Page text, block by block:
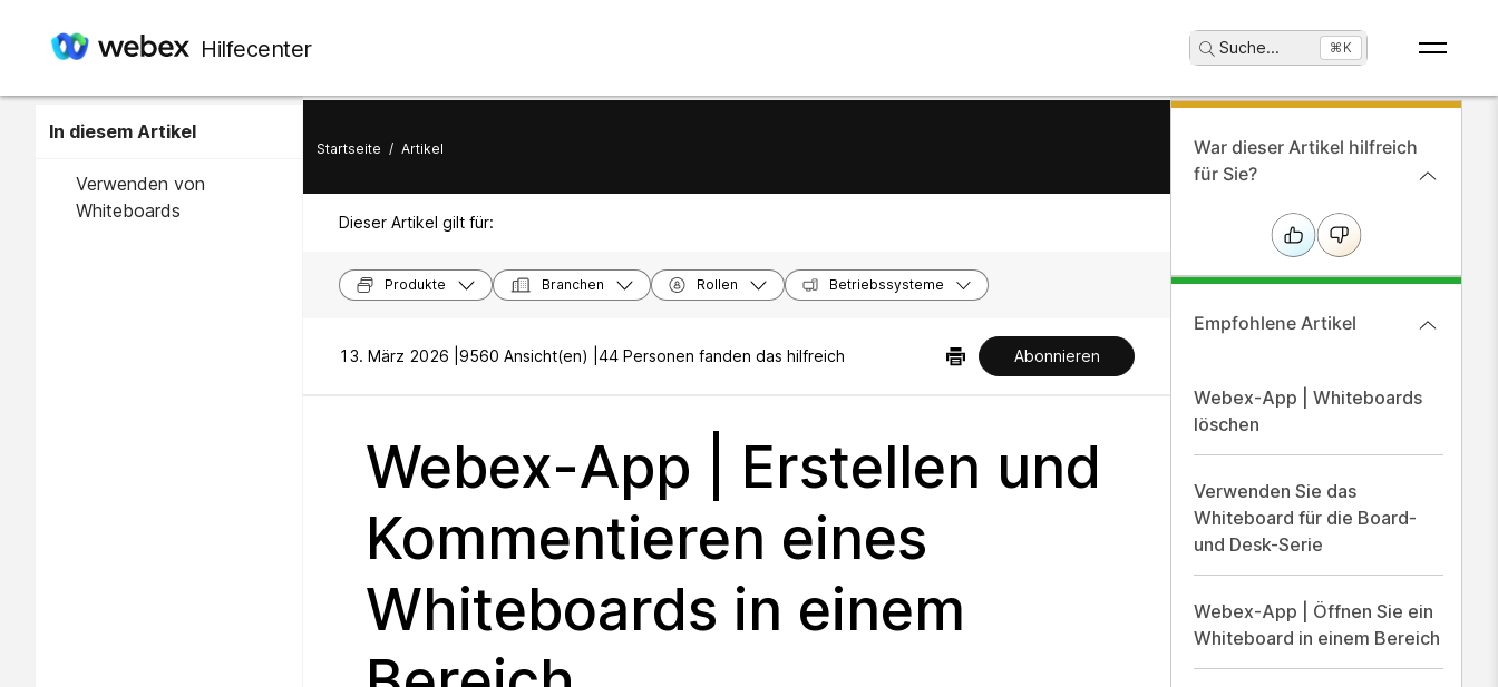
Hilfecenter Suche... ⌘K
In diesem Artikel
Verwenden von
Whiteboards
Startseite / Artikel
Dieser Artikel gilt für:
Produkte Branchen Rollen Betriebssysteme
13. März 2026 | 9560 Ansicht(en) | 44 Personen fanden das hilfreich Abonnieren
Webex-App | Erstellen und
Kommentieren eines
Whiteboards in einem
War dieser Artikel hilfreich
für Sie?
Empfohlene Artikel
Webex-App | Whiteboards
löschen
Verwenden Sie das
Whiteboard für die Board-
und Desk-Serie
Webex-App | Öffnen Sie ein
Whiteboard in einem Bereich